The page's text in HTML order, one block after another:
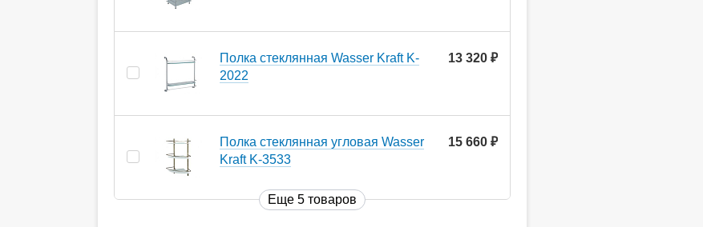
Полка стеклянная Wasser Kraft K-
2022
13 320
Полка стеклянная угловая Wasser
Kraft K-3533
15 660
Еще 5 товаров